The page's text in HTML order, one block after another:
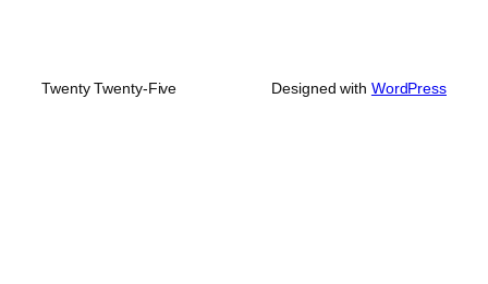
Twenty Twenty-Five Designed with WordPress